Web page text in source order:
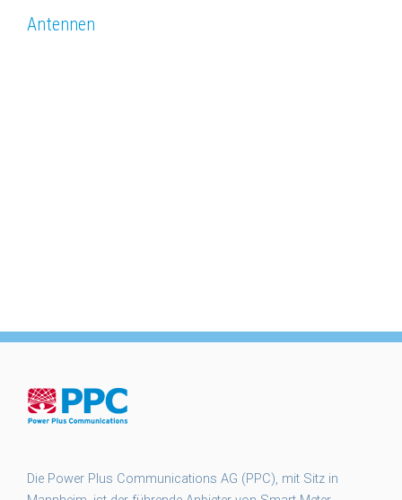
Antennen
Die Power Plus Communications AG (PPC), mit Sitz in